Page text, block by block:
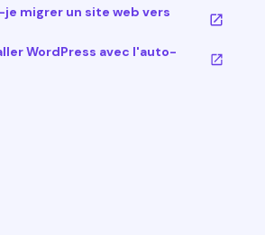
migrer un site web vers
WordPress avec l'auto-